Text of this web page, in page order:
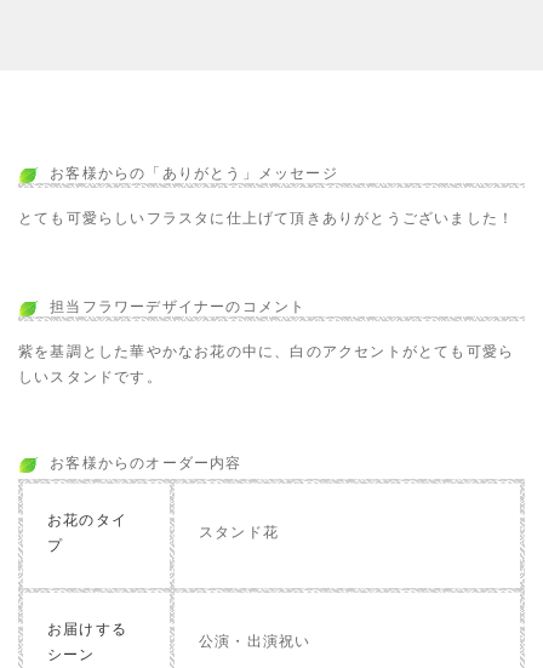
お客様からの「ありがとう」メッセージ
とても可愛らしいフラスタに仕上げて頂きありがとうございました！
担当フラワーデザイナーのコメント
紫を基調とした華やかなお花の中に、白のアクセントがとても可愛ら
しいスタンドです。
お客様からのオーダー内容
お花のタイ
プ
スタンド花
お届けする
シーン
公演・出演祝い